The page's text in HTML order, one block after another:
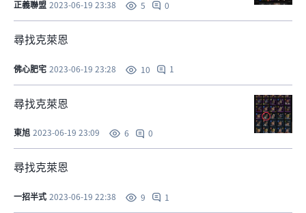
正義聯盟 2023-06-19 23:38 5 0
尋找克萊恩
佛心肥宅 2023-06-19 23:28 10 1
尋找克萊恩
東旭 2023-06-19 23:09 6 0
尋找克萊恩
一招半式 2023-06-19 22:38 9 1